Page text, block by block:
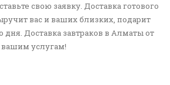
свою заявку. Доставка готового
вас и ваших близких, подарит
дня. Доставка завтраков в Алматы от
вашим услугам!